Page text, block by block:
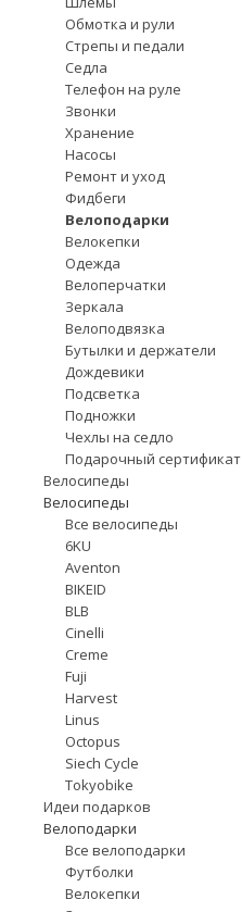
Обмотка и рули
Стрепы и педали
Седла
Телефон на руле
Звонки
Хранение
Насосы
Ремонт и уход
Фидбеги
Велоподарки
Велокепки
Одежда
Велоперчатки
Зеркала
Велоподвязка
Бутылки и держатели
Дождевики
Подсветка
Подножки
Чехлы на седло
Подарочный сертификат
Велосипеды
Велосипеды
Все велосипеды
6KU
Aventon
BIKEID
BLB
Cinelli
Creme
Fuji
Harvest
Linus
Octopus
Siech Cycle
Tokyobike
Идеи подарков
Велоподарки
Все велоподарки
Футболки
Велокепки